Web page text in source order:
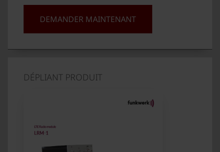
DEMANDER MAINTENANT
DÉPLIANT PRODUIT